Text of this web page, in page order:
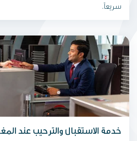
سريعاً.
خدمة الاستقبال والترحيب عند